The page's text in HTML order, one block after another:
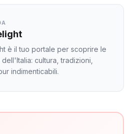
è il tuo portale per scoprire le
cultura, tradizioni,
indimenticabili.